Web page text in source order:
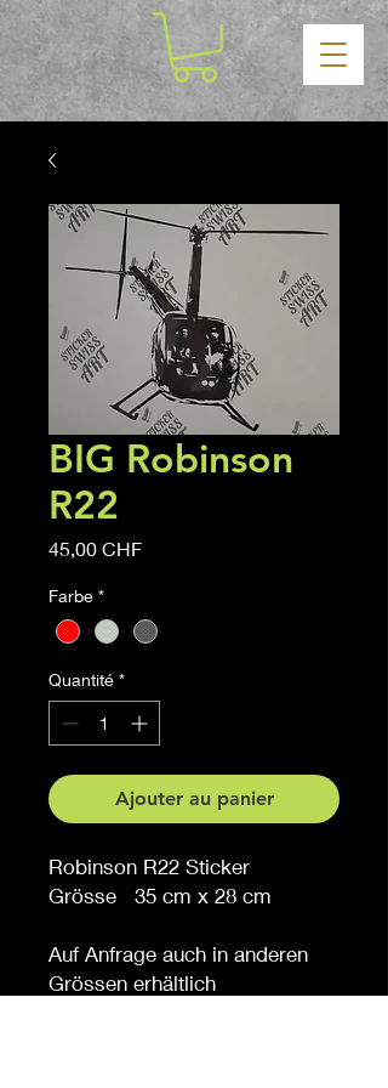
BIG Robinson
R22
45,00 CHFPrix
Farbe *
Quantité *
Ajouter au panier
Robinson R22 Sticker
Grösse 35 cm x 28 cm
Auf Anfrage auch in anderen
Grössen erhältlich